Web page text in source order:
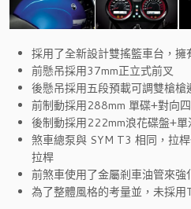
採用了全新設計雙搖籃車台，擁
前懸吊採用37mm正立式前叉
後懸吊採用五段預載可調雙槍槍
前制動採用288mm 單碟+對向
後制動採用222mm浪花碟盤+單
煞車總泵與 SYM T3 相同，拉
拉桿
前煞車使用了金屬剎車油管來強
為了整體風格的考量並，未採